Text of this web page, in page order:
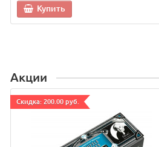
Купить
Акции
Cкидка: 200.00 руб.